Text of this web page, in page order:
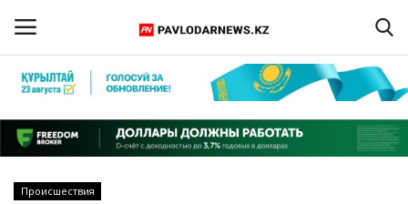
Регистрация
Главная
Происшествия